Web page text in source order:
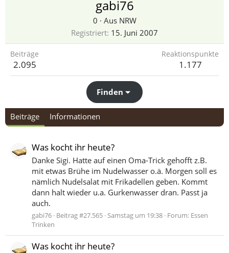
gabi76
0 · Aus NRW
Registriert 15. Juni 2007
Beiträge
2.095
Reaktionspunkte
1.177
Finden
Beiträge Informationen
Was kocht ihr heute?
Danke Sigi. Hatte auf einen Oma-Trick gehofft z.B.
mit etwas Brühe im Nudelwasser o.ä. Morgen soll es
nämlich Nudelsalat mit Frikadellen geben. Kommt
dann halt wieder u.a. Gurkenwasser dran. Passt ja
auch.
gabi76 Beitrag #27.565 Samstag um 19:38 Forum: Essen
Trinken
Was kocht ihr heute?